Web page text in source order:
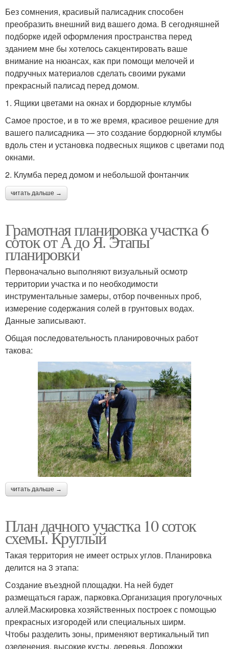
Без сомнения, красивый палисадник способен
преобразить внешний вид вашего дома. В сегодняшней
подборке идей оформления пространства перед
зданием мне бы хотелось сакцентировать ваше
внимание на нюансах, как при помощи мелочей и
подручных материалов сделать своими руками
прекрасный палисад перед домом.
1. Ящики цветами на окнах и бордюрные клумбы
Самое простое, и в то же время, красивое решение для
вашего палисадника — это создание бордюрной клумбы
вдоль стен и установка подвесных ящиков с цветами под
окнами.
2. Клумба перед домом и небольшой фонтанчик
читать дальше →
Грамотная планировка участка 6
соток от А до Я. Этапы
планировки
Первоначально выполняют визуальный осмотр
территории участка и по необходимости
инструментальные замеры, отбор почвенных проб,
измерение содержания солей в грунтовых водах.
Данные записывают.
Общая последовательность планировочных работ
такова:
читать дальше →
План дачного участка 10 соток
схемы. Круглый
Такая территория не имеет острых углов. Планировка
делится на 3 этапа:
Создание въездной площадки. На ней будет
размещаться гараж, парковка.Организация прогулочных
аллей.Маскировка хозяйственных построек с помощью
прекрасных изгородей или специальных ширм.
Чтобы разделить зоны, применяют вертикальный тип
озеленения, высокие кусты, деревья. Дорожки